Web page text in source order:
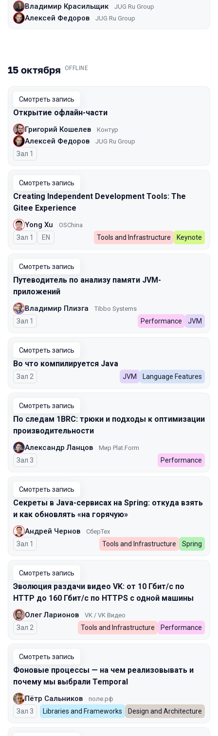
Владимир Красильщик JUG Ru Group
Алексей Федоров JUG Ru Group
15 октября .OFFLINE
Смотреть запись
Открытие офлайн-части
Григорий Кошелев Контур
Алексей Федоров JUG Ru Group
Зал 1
Смотреть запись
Creating Independent Development Tools: The
Gitee Experience
Yong Xu OSChina
Зал 1 На английском языке
EN Tools and Infrastructure Keynote
Смотреть запись
Путеводитель по анализу памяти JVM-
приложений
Владимир Плизга Tibbo Systems
Зал 1 Performance JVM
Смотреть запись
Во что компилируется Java
Зал 2 JVM Language Features
Смотреть запись
По следам 1BRC: трюки и подходы к оптимизации
производительности
Александр Ланцов Мир Plat.Form
Зал 3 Performance
Смотреть запись
Секреты в Java-сервисах на Spring: откуда взять
и как обновлять «на горячую»
Андрей Чернов СберТех
Зал 1 Tools and Infrastructure Spring
Смотреть запись
Эволюция раздачи видео VK: от 10 Гбит/с по
HTTP до 160 Гбит/с по HTTPS с одной машины
Олег Ларионов VK / VK Видео
Зал 2 Tools and Infrastructure Performance
Смотреть запись
Фоновые процессы — на чем реализовывать и
почему мы выбрали Temporal
Пётр Сальников поле.рф
Зал 3 Libraries and Frameworks Design and Architecture